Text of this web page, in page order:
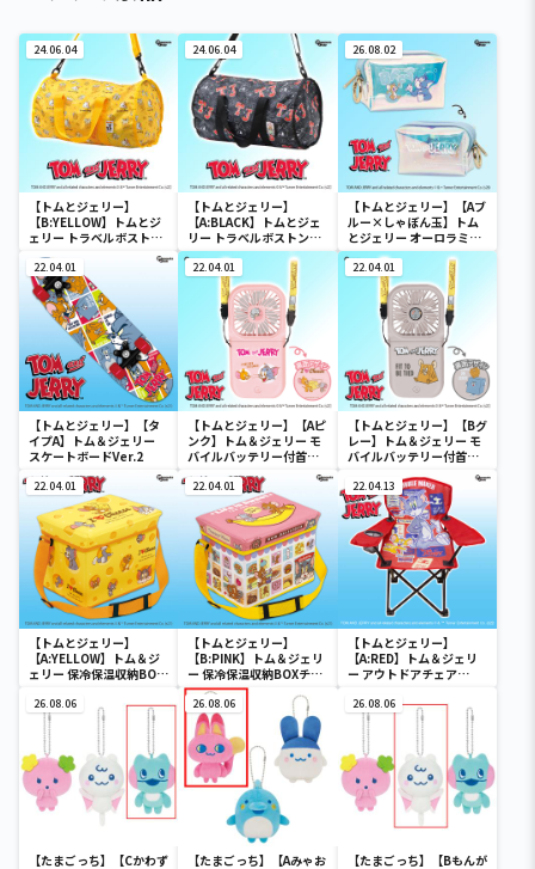
24.06.04
【トムとジェリー】
【B:YELLOW】トムとジ
ェリー トラベルボストン
バック
24.06.04
【トムとジェリー】
【A:BLACK】トムとジェ
リー トラベルボストンバ
ック
26.08.02
【トムとジェリー】【Aブ
ルー×しゃぼん玉】トム
とジェリー オーロラミニ
ポーチ
22.04.01
【トムとジェリー】【タ
イプA】トム＆ジェリー
スケートボードVer.2
22.04.01
【トムとジェリー】【Aピ
ンク】トム＆ジェリー モ
バイルバッテリー付首か
22.04.01
【トムとジェリー】【Bグ
レー】トム＆ジェリー モ
バイルバッテリー付首か
22.04.01
【トムとジェリー】
【A:YELLOW】トム＆ジ
ェリー 保冷保温収納BOX
22.04.01
【トムとジェリー】
【B:PINK】トム＆ジェリ
ー 保冷保温収納BOXチェ
ア
22.04.13
【トムとジェリー】
【A:RED】トム＆ジェリ
ー アウトドアチェア
26.08.06
【たまごっち】【Cかわず
26.08.06
【たまごっち】【Aみゃお
26.08.06
【たまごっち】【Bもんが